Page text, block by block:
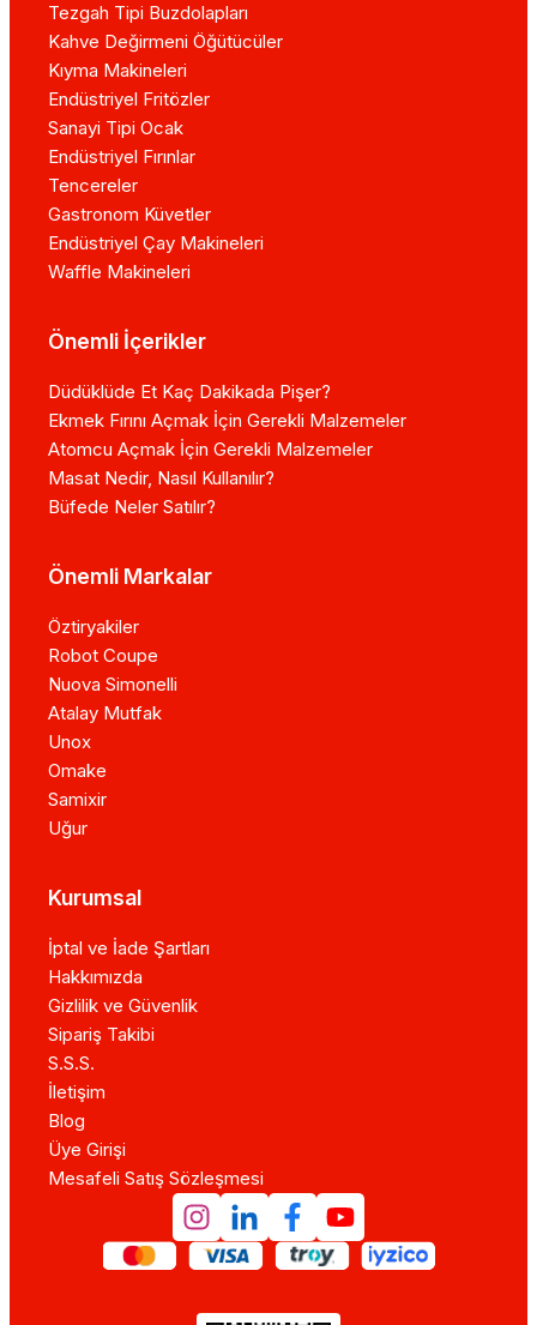
Tezgah Tipi Buzdolapları
Kahve Değirmeni Öğütücüler
Kıyma Makineleri
Endüstriyel Fritözler
Sanayi Tipi Ocak
Endüstriyel Fırınlar
Tencereler
Gastronom Küvetler
Endüstriyel Çay Makineleri
Waffle Makineleri
Önemli İçerikler
Düdüklüde Et Kaç Dakikada Pişer?
Ekmek Fırını Açmak İçin Gerekli Malzemeler
Atomcu Açmak İçin Gerekli Malzemeler
Masat Nedir, Nasıl Kullanılır?
Büfede Neler Satılır?
Önemli Markalar
Öztiryakiler
Robot Coupe
Nuova Simonelli
Atalay Mutfak
Unox
Omake
Samixir
Uğur
Kurumsal
İptal ve İade Şartları
Hakkımızda
Gizlilik ve Güvenlik
Sipariş Takibi
S.S.S.
İletişim
Blog
Üye Girişi
Mesafeli Satış Sözleşmesi